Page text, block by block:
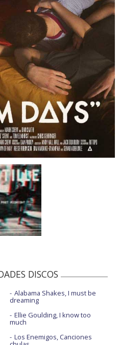
DISCOS
Alabama Shakes, I must be
dreaming
Ellie Goulding, I know too
much
Los Enemigos, Canciones